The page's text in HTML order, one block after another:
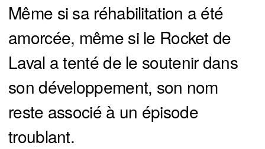
Même si sa réhabilitation a été
amorcée, même si le Rocket de
Laval a tenté de le soutenir dans
son développement, son nom
reste associé à un épisode
troublant.